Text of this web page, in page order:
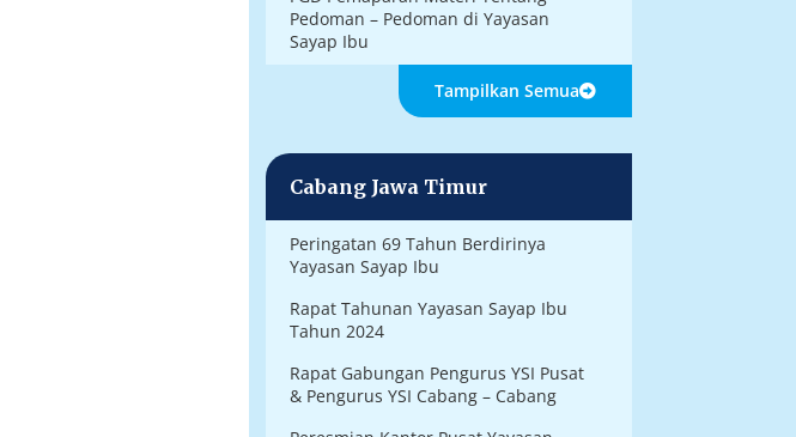
Pedoman – Pedoman di Yayasan
Sayap Ibu
Tampilkan Semua
Cabang Jawa Timur
Peringatan 69 Tahun Berdirinya
Yayasan Sayap Ibu
Rapat Tahunan Yayasan Sayap Ibu
Tahun 2024
Rapat Gabungan Pengurus YSI Pusat
& Pengurus YSI Cabang – Cabang